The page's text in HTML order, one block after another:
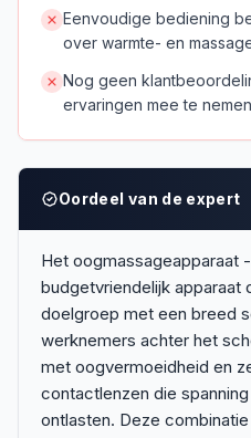
Eenvoudige bediening
over warmte- en
Nog geen
ervaringen mee te nemen
Oordeel van de expert
Het oogmassageapparaat
budgetvriendelijk apparaat
doelgroep met een breed
werknemers achter het
met oogvermoeidheid en
contactlenzen die
ontlasten. Deze